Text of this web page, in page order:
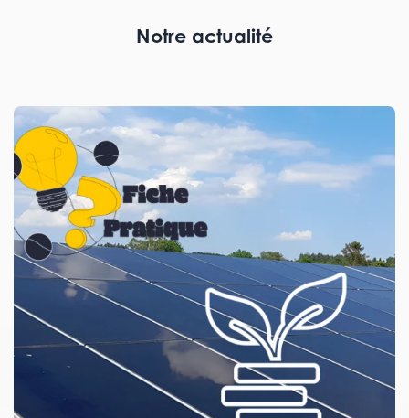
Notre actualité